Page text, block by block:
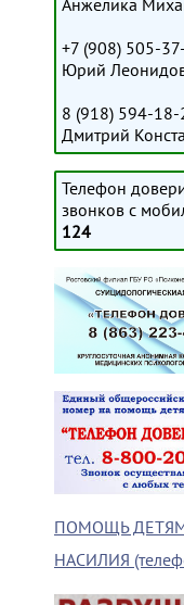
Анжелика
+7 (908) 505-
Юрий
8 (918) 594-18-
Дмитрий
Телефон
звонков с
124
ПОМОЩЬ
НАСИЛИЯ